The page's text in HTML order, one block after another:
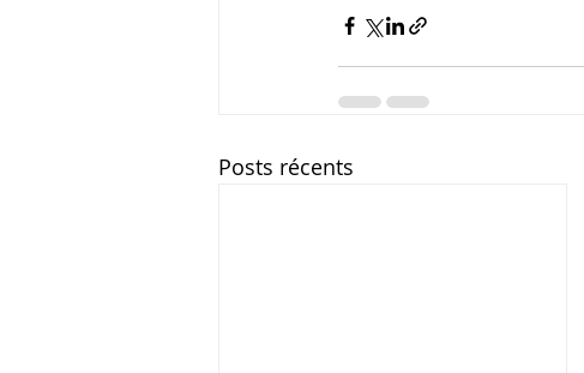
Posts récents